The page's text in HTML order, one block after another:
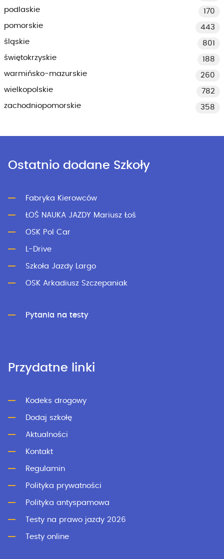
podlaskie
170
pomorskie
443
śląskie
801
świętokrzyskie
188
warmińsko-mazurskie
260
wielkopolskie
782
zachodniopomorskie
358
Ostatnio dodane Szkoły
Fabryka Kierowców
ŁOŚ NAUKA JAZDY Mariusz Łoś
OSK Pol Car
L-Drive
Szkoła Jazdy Largo
OSK Arkadiusz Szczepaniak
Pytania na testy
Przydatne linki
Kodeks drogowy
Dodaj szkołę
Aktualności
Kontakt
Regulamin
Polityka prywatności
Polityka antyspamowa
Testy na prawo jazdy 2026
Testy online